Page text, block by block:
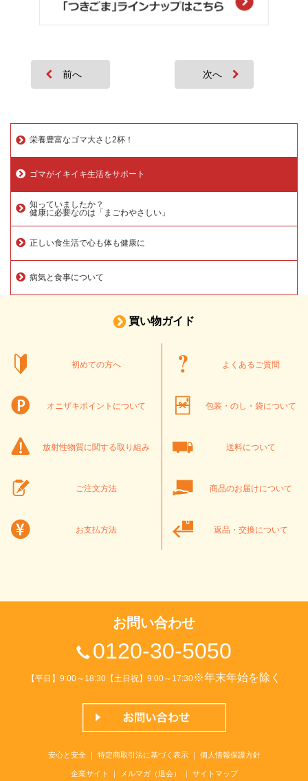
前へ 次へ
栄養豊富なゴマ大さじ2杯！
ゴマがイキイキ生活をサポート
知っていましたか？
健康に必要なのは「まごわやさしい」
正しい食生活で心も体も健康に
病気と食事について
買い物ガイド
初めての方へ よくあるご質問
オニザキポイントについて 包装・のし・袋について
放射性物質に関する取り組み 送料について
ご注文方法 商品のお届けについて
お支払方法 返品・交換について
お問い合わせ
0120-30-5050
【平日】9:00～18:30【土日祝】9:00～17:30※年末年始を除く
安心と安全｜ 特定商取引法に基づく表示｜ 個人情報保護方針
企業サイト ｜ メルマガ（退会） ｜ サイトマップ